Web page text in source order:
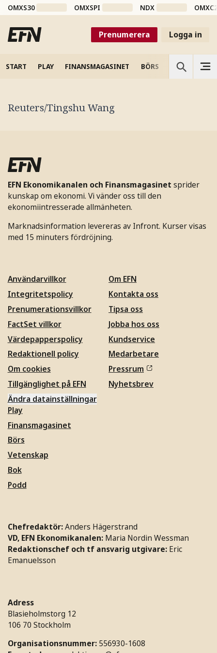
OMXS30 OMXSPI NDX
Prenumerera Logga in
START PLAY FINANSMAGASINET BÖRS VETENSKAP
Reuters/Tingshu Wang
EFN Ekonomikanalen och Finansmagasinet sprider
kunskap om ekonomi. Vi vänder oss till den
ekonomiintresserade allmänheten.
Marknadsinformation levereras av Infront. Kurser visas
med 15 minuters fördröjning.
Användarvillkor
Integritetspolicy
Prenumerationsvillkor
FactSet villkor
Värdepapperspolicy
Redaktionell policy
Om cookies
Tillgänglighet på EFN
Ändra datainställningar
Om EFN
Kontakta oss
Tipsa oss
Jobba hos oss
Kundservice
Medarbetare
Pressrum
Nyhetsbrev
Play
Finansmagasinet
Börs
Vetenskap
Bok
Podd
Chefredaktör:Anders Hägerstrand
VD, EFN Ekonomikanalen: Maria Nordin Wessman
Redaktionschef och tf ansvarig utgivare: Eric
Emanuelsson
Adress
Blasieholmstorg 12
106 70 Stockholm
Organisationsnummer: 556930-1608